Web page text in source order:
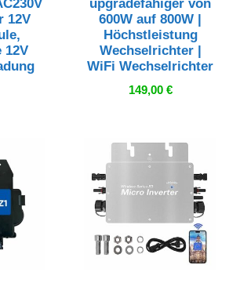
12V
12V
upgradefähiger von
600W auf 800W |
Höchstleistung
Wechselrichter |
WiFi Wechselrichter
149,00 €